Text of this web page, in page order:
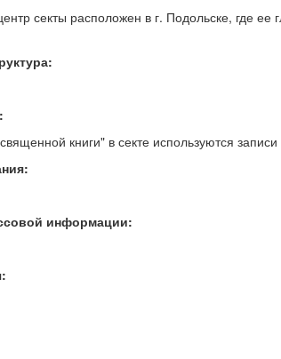
секты расположен в г. Подольске, где ее
книги" в секте используются
информации: